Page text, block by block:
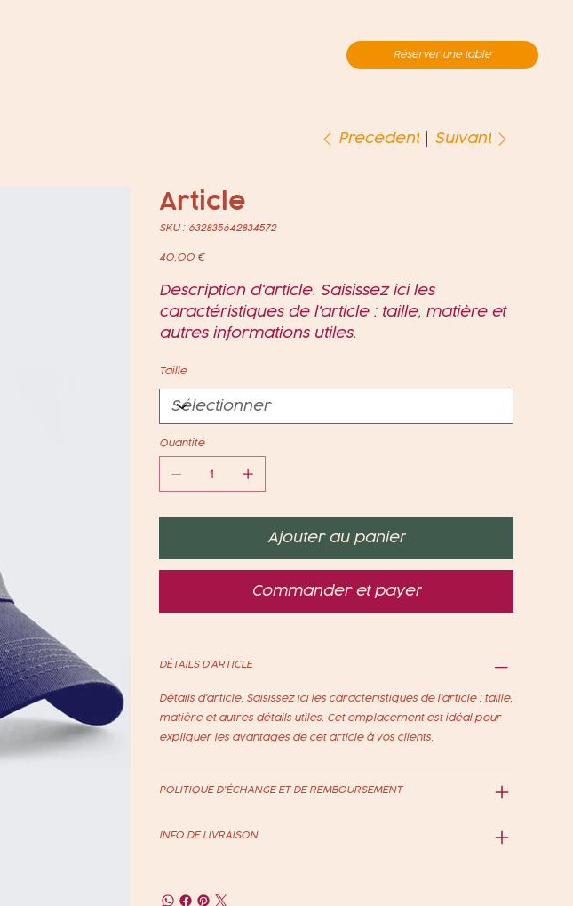
Réserver une table
Précédent Suivant
Article
SKU : SKU
632835642834572
Prix
40,00 €
Description d'article. Saisissez ici les
caractéristiques de l'article : taille, matière et
autres informations utiles.
Taille
Quantité
Ajouter au panier
Commander et payer
DÉTAILS D'ARTICLE
Détails d'article. Saisissez ici les caractéristiques de l'article : taille,
matière et autres détails utiles. Cet emplacement est idéal pour
expliquer les avantages de cet article à vos clients.
POLITIQUE D'ÉCHANGE ET DE REMBOURSEMENT
INFO DE LIVRAISON